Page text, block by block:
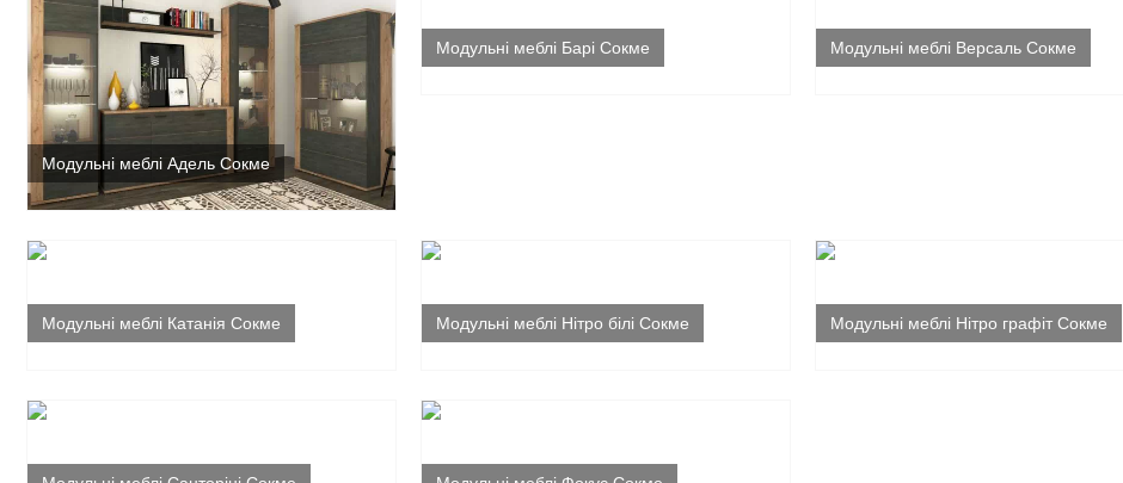
Модульні меблі Адель Сокме
Модульні меблі Барі Сокме Модульні меблі Версаль Сокме
Модульні меблі Катанія Сокме Модульні меблі Нітро білі Сокме Модульні меблі Нітро графіт Сокме